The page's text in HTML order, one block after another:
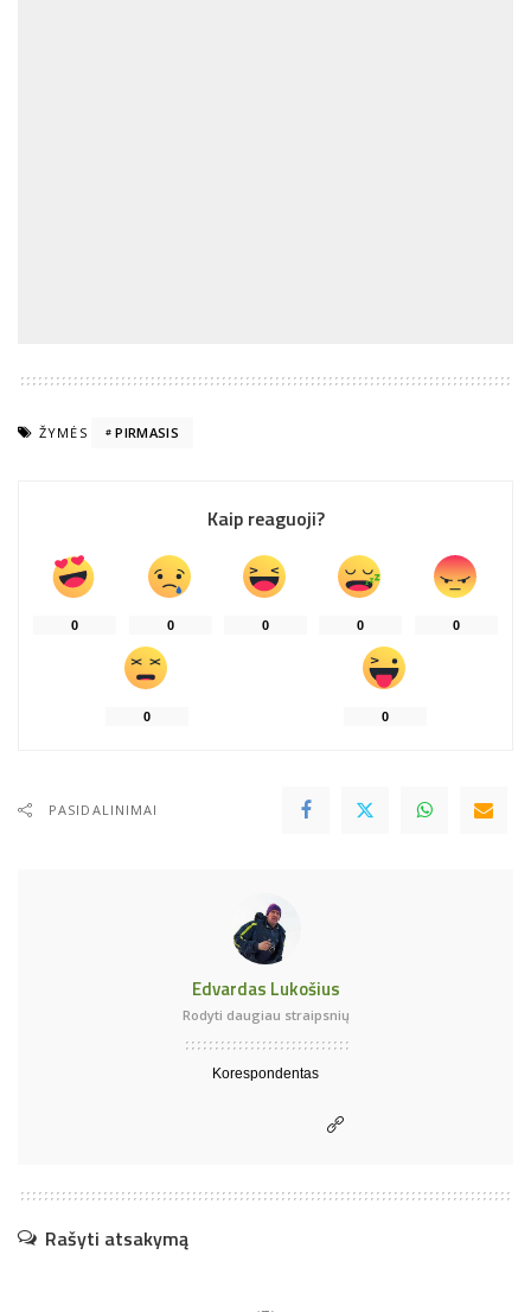
ŽYMĖS PIRMASIS
Kaip reaguoji?
0 0 0 0 0
0 0
PASIDALINIMAI
Edvardas Lukošius
Rodyti daugiau straipsnių
Korespondentas
Rašyti atsakymą